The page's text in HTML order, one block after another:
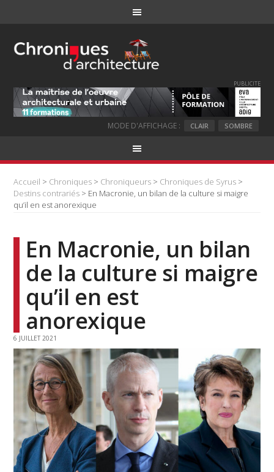
PUBLICITE
MODE D'AFFICHAGE : CLAIR SOMBRE
Accueil > Chroniques > Chroniqueurs > Chroniques de Syrus >
Destins contrariés > En Macronie, un bilan de la culture si maigre
qu’il en est anorexique
En Macronie, un bilan
de la culture si maigre
qu’il en est
anorexique
6 JUILLET 2021